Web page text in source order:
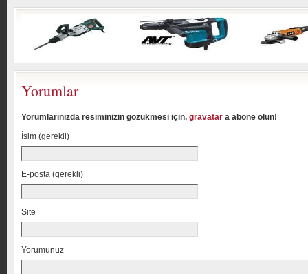
Yorumlar
Yorumlarınızda resiminizin gözükmesi için, gravatar a abone olun!
İsim (gerekli)
E-posta (gerekli)
Site
Yorumunuz